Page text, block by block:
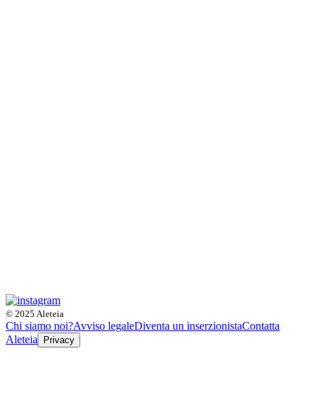
© 2025 Aleteia
Chi siamo noi?Avviso legaleDiventa un inserzionistaContatta
Aleteia
Privacy